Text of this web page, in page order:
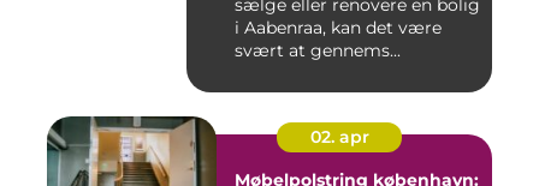
i Aabenraa, kan det være
svært at gennems...
02. apr
Møbelpolstring københavn: